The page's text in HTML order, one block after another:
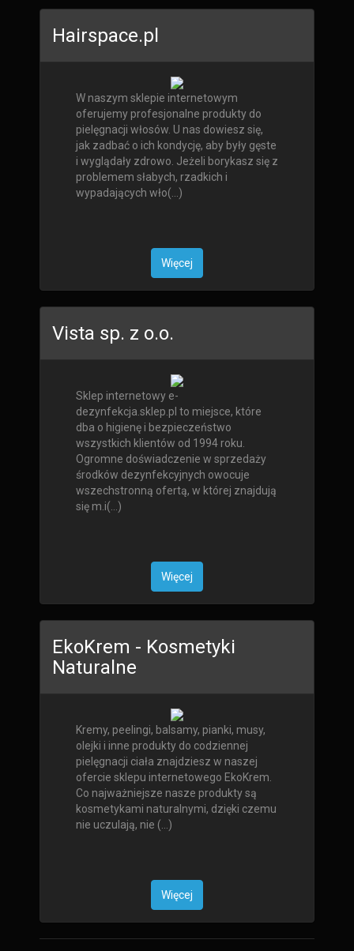
Hairspace.pl
W naszym sklepie internetowym
oferujemy profesjonalne produkty do
pielęgnacji włosów. U nas dowiesz się,
jak zadbać o ich kondycję, aby były gęste
i wyglądały zdrowo. Jeżeli borykasz się z
problemem słabych, rzadkich i
wypadających wło(...)
Więcej
Vista sp. z o.o.
Sklep internetowy e-
dezynfekcja.sklep.pl to miejsce, które
dba o higienę i bezpieczeństwo
wszystkich klientów od 1994 roku.
Ogromne doświadczenie w sprzedaży
środków dezynfekcyjnych owocuje
wszechstronną ofertą, w której znajdują
się m.i(...)
Więcej
EkoKrem - Kosmetyki
Naturalne
Kremy, peelingi, balsamy, pianki, musy,
olejki i inne produkty do codziennej
pielęgnacji ciała znajdziesz w naszej
ofercie sklepu internetowego EkoKrem.
Co najważniejsze nasze produkty są
kosmetykami naturalnymi, dzięki czemu
nie uczulają, nie (...)
Więcej